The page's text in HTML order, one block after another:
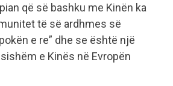
që së bashku me Kinën ka
të së ardhmes së
e re” dhe se është një
e Kinës në Evropën